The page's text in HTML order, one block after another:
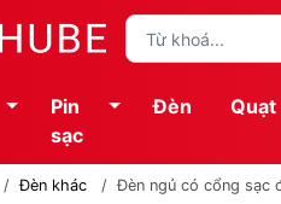
Pin
sạc
Đèn Quạt
/ Đèn khác / Đèn ngủ có cổng sạc